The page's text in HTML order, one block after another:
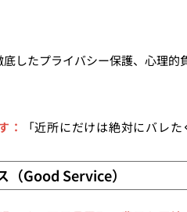
底したプライバシー保護、心理的
： 「近所にだけは絶対にバレ
Good Service）